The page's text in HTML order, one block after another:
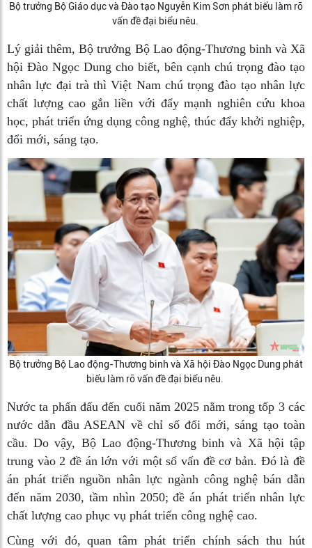
Bộ trưởng Bộ Giáo dục và Đào tạo Nguyễn Kim Sơn phát biểu làm rõ
vấn đề đại biểu nêu.
Lý giải thêm, Bộ trưởng Bộ Lao động-Thương binh và Xã
hội Đào Ngọc Dung cho biết, bên cạnh chú trọng đào tạo
nhân lực đại trà thì Việt Nam chú trọng đào tạo nhân lực
chất lượng cao gắn liền với đẩy mạnh nghiên cứu khoa
học, phát triển ứng dụng công nghệ, thúc đẩy khởi nghiệp,
đổi mới, sáng tạo.
Bộ trưởng Bộ Lao động-Thương binh và Xã hội Đào Ngọc Dung phát
biểu làm rõ vấn đề đại biểu nêu.
Nước ta phấn đấu đến cuối năm 2025 nằm trong tốp 3 các
nước dẫn đầu ASEAN về chỉ số đổi mới, sáng tạo toàn
cầu. Do vậy, Bộ Lao động-Thương binh và Xã hội tập
trung vào 2 đề án lớn với một số vấn đề cơ bản. Đó là đề
án phát triển nguồn nhân lực ngành công nghệ bán dẫn
đến năm 2030, tầm nhìn 2050; đề án phát triển nhân lực
chất lượng cao phục vụ phát triển công nghệ cao.
Cùng với đó, quan tâm phát triển chính sách thu hút